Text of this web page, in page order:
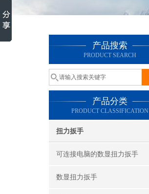
产品搜索
PRODUCT SEARCH
产品分类
PRODUCT CLASSIFICATION
扭力扳手
可连接电脑的数显扭力扳手
数显扭力扳手